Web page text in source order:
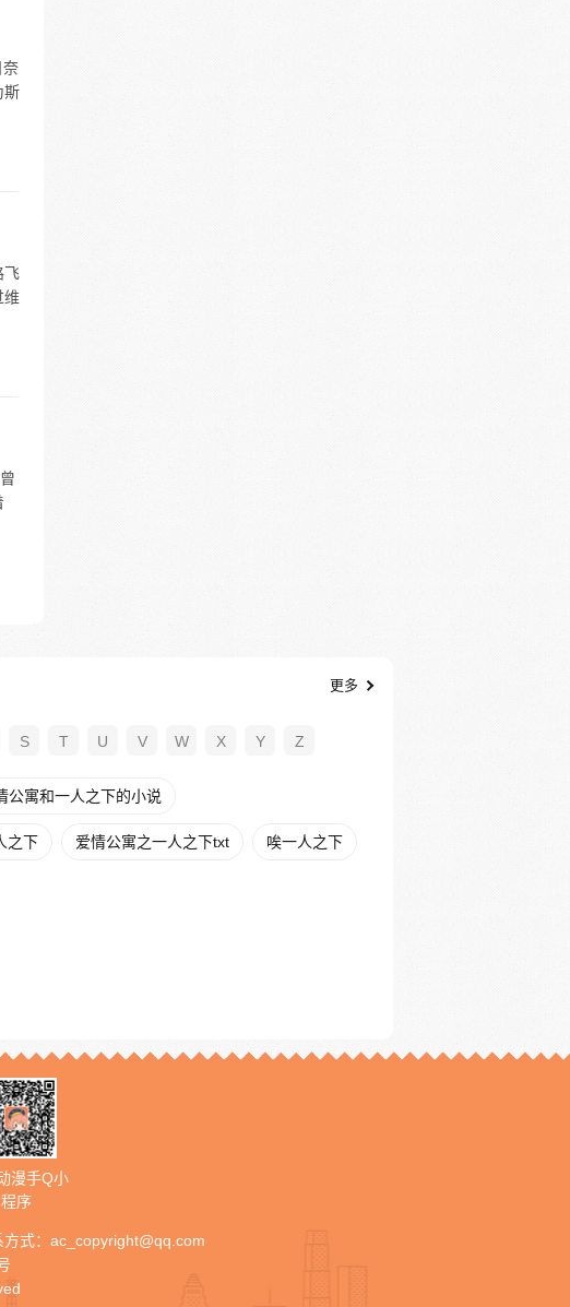
奈
斯
飞
维
更多
S T U V W X Y Z
公寓和一人之下的小说
之下 爱情公寓之一人之下txt 唉一人之下
漫手Q小
程序
式： ac_copyright@qq.com